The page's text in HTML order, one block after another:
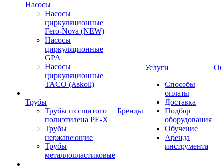
Насосы
Насосы
циркуляционные
Fero-Nova (NEW)
Насосы
циркуляционные
GPA
Насосы
циркуляционные
TACO (Askoll)
Трубы
Трубы из сшитого
полиэтилена PE-X
Трубы
нержавеющие
Трубы
металлопластиковые
Бренды
Услуги
Способы
оплаты
Доставка
Подбор
оборудования
Обучение
Аренда
инструмента